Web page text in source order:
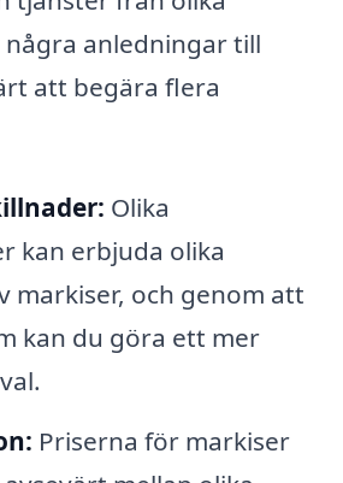
anledningar till
att begära flera
Olika
kan erbjuda olika
markiser, och genom att
kan du göra ett mer
Priserna för markiser